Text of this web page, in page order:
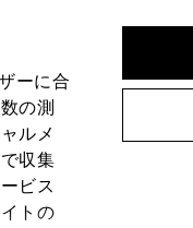
ーに合
の測
ルメ
収集
ビス
トの